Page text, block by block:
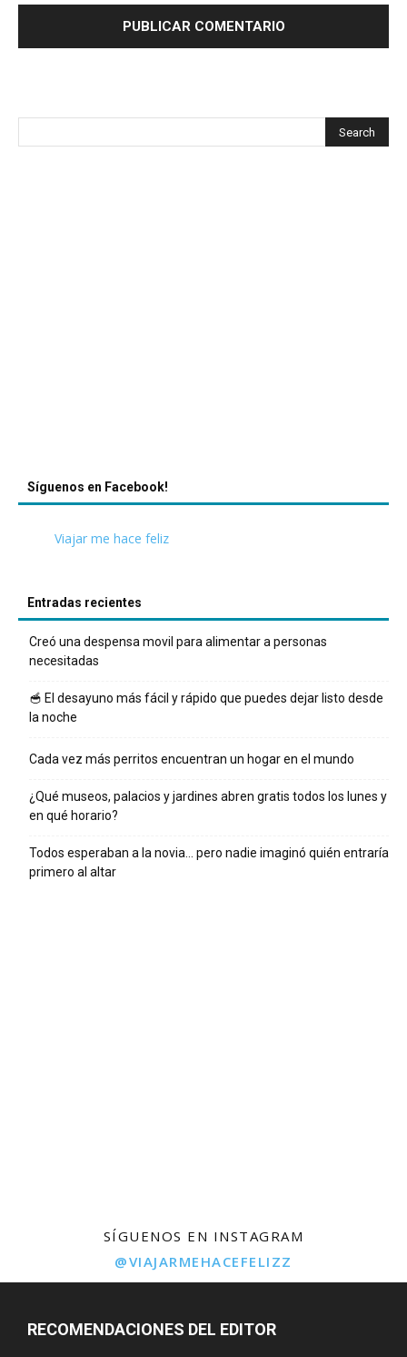
Síguenos en Facebook!
Viajar me hace feliz
Entradas recientes
Creó una despensa movil para alimentar a personas
necesitadas
🥣 El desayuno más fácil y rápido que puedes dejar listo desde
la noche
Cada vez más perritos encuentran un hogar en el mundo
¿Qué museos, palacios y jardines abren gratis todos los lunes y
en qué horario?
Todos esperaban a la novia… pero nadie imaginó quién entraría
primero al altar
SÍGUENOS EN INSTAGRAM
@VIAJARMEHACEFELIZZ
RECOMENDACIONES DEL EDITOR